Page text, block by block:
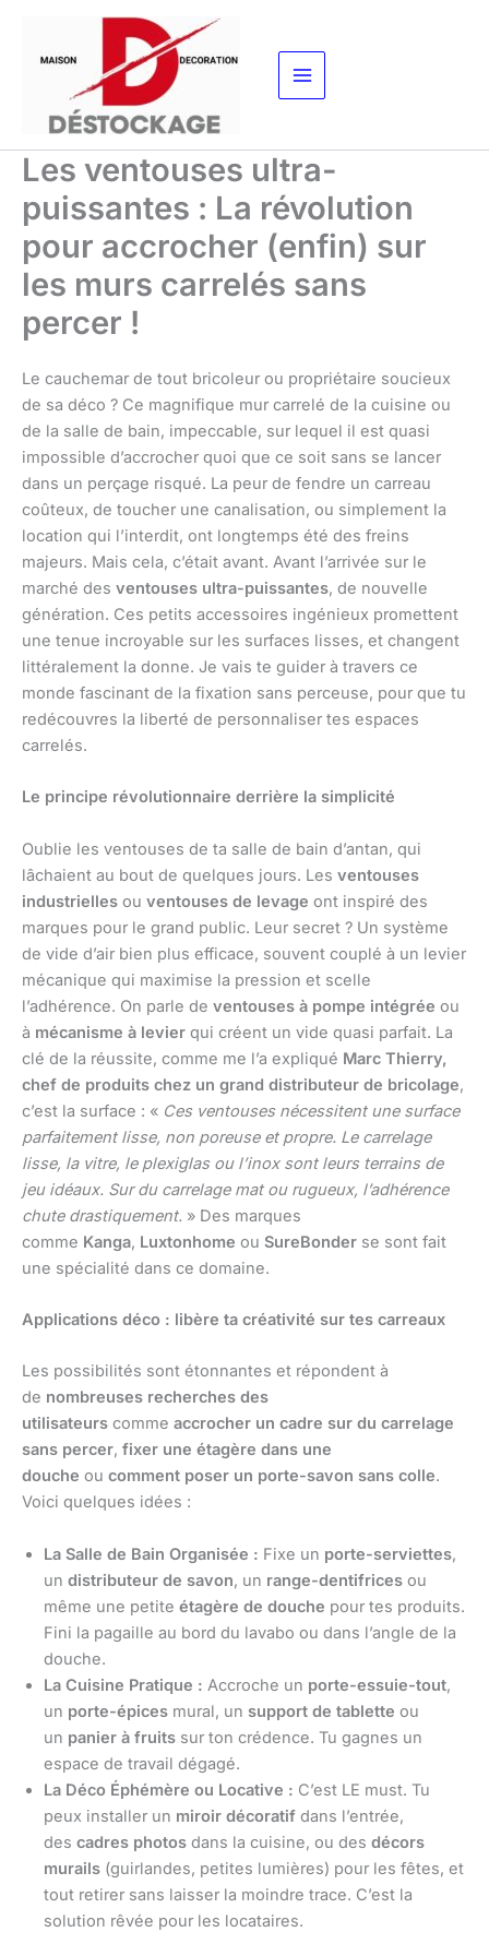
contenu
Les ventouses ultra-
puissantes : La révolution
pour accrocher (enfin) sur
les murs carrelés sans
percer !
Le cauchemar de tout bricoleur ou propriétaire soucieux
de sa déco ? Ce magnifique mur carrelé de la cuisine ou
de la salle de bain, impeccable, sur lequel il est quasi
impossible d’accrocher quoi que ce soit sans se lancer
dans un perçage risqué. La peur de fendre un carreau
coûteux, de toucher une canalisation, ou simplement la
location qui l’interdit, ont longtemps été des freins
majeurs. Mais cela, c’était avant. Avant l’arrivée sur le
marché des ventouses ultra-puissantes, de nouvelle
génération. Ces petits accessoires ingénieux promettent
une tenue incroyable sur les surfaces lisses, et changent
littéralement la donne. Je vais te guider à travers ce
monde fascinant de la fixation sans perceuse, pour que tu
redécouvres la liberté de personnaliser tes espaces
carrelés.
Le principe révolutionnaire derrière la simplicité
Oublie les ventouses de ta salle de bain d’antan, qui
lâchaient au bout de quelques jours. Les ventouses
industrielles ou ventouses de levage ont inspiré des
marques pour le grand public. Leur secret ? Un système
de vide d’air bien plus efficace, souvent couplé à un levier
mécanique qui maximise la pression et scelle
l’adhérence. On parle de ventouses à pompe intégrée ou
à mécanisme à levier qui créent un vide quasi parfait. La
clé de la réussite, comme me l’a expliqué Marc Thierry,
chef de produits chez un grand distributeur de bricolage,
c’est la surface : « Ces ventouses nécessitent une surface
parfaitement lisse, non poreuse et propre. Le carrelage
lisse, la vitre, le plexiglas ou l’inox sont leurs terrains de
jeu idéaux. Sur du carrelage mat ou rugueux, l’adhérence
chute drastiquement. » Des marques
comme Kanga, Luxtonhome ou SureBonder se sont fait
une spécialité dans ce domaine.
Applications déco : libère ta créativité sur tes carreaux
Les possibilités sont étonnantes et répondent à
de nombreuses recherches des
utilisateurs comme accrocher un cadre sur du carrelage
sans percer, fixer une étagère dans une
douche ou comment poser un porte-savon sans colle.
Voici quelques idées :
La Salle de Bain Organisée : Fixe un porte-serviettes,
un distributeur de savon, un range-dentifrices ou
même une petite étagère de douche pour tes produits.
Fini la pagaille au bord du lavabo ou dans l’angle de la
douche.
La Cuisine Pratique : Accroche un porte-essuie-tout,
un porte-épices mural, un support de tablette ou
un panier à fruits sur ton crédence. Tu gagnes un
espace de travail dégagé.
La Déco Éphémère ou Locative : C’est LE must. Tu
peux installer un miroir décoratif dans l’entrée,
des cadres photos dans la cuisine, ou des décors
murails (guirlandes, petites lumières) pour les fêtes, et
tout retirer sans laisser la moindre trace. C’est la
solution rêvée pour les locataires.